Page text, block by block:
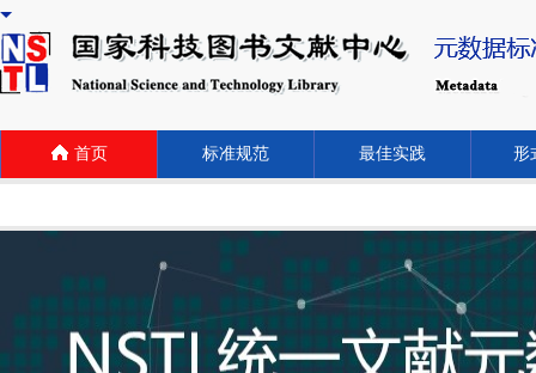
首页 标准规范 最佳实践 形